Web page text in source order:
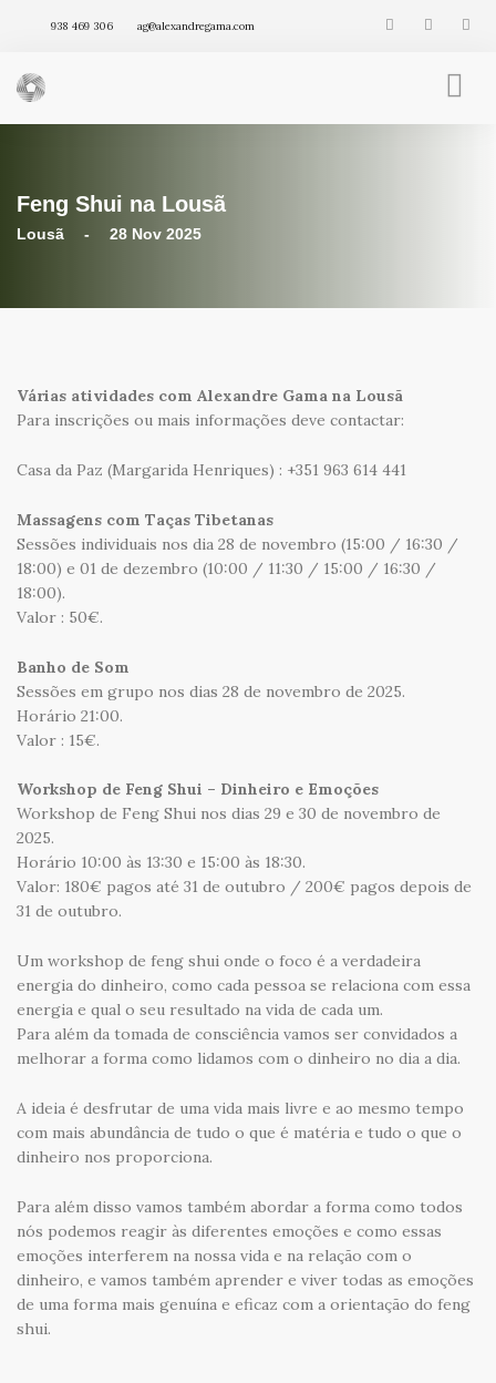
938 469 306 ag@alexandregama.com
VÍDEOS
ARTIGOS
Feng Shui na Lousã
Lousã - 28 Nov 2025
Várias atividades com Alexandre Gama na Lousã
Para inscrições ou mais informações deve contactar:
Casa da Paz (Margarida Henriques) : +351 963 614 441
Massagens com Taças Tibetanas
Sessões individuais nos dia 28 de novembro (15:00 / 16:30 /
18:00) e 01 de dezembro (10:00 / 11:30 / 15:00 / 16:30 /
18:00).
Valor : 50€.
Banho de Som
Sessões em grupo nos dias 28 de novembro de 2025.
Horário 21:00.
Valor : 15€.
Workshop de Feng Shui – Dinheiro e Emoções
Workshop de Feng Shui nos dias 29 e 30 de novembro de
2025.
Horário 10:00 às 13:30 e 15:00 às 18:30.
Valor: 180€ pagos até 31 de outubro / 200€ pagos depois de
31 de outubro.
Um workshop de feng shui onde o foco é a verdadeira
energia do dinheiro, como cada pessoa se relaciona com essa
energia e qual o seu resultado na vida de cada um.
Para além da tomada de consciência vamos ser convidados a
melhorar a forma como lidamos com o dinheiro no dia a dia.
A ideia é desfrutar de uma vida mais livre e ao mesmo tempo
com mais abundância de tudo o que é matéria e tudo o que o
dinheiro nos proporciona.
Para além disso vamos também abordar a forma como todos
nós podemos reagir às diferentes emoções e como essas
emoções interferem na nossa vida e na relação com o
dinheiro, e vamos também aprender e viver todas as emoções
de uma forma mais genuína e eficaz com a orientação do feng
shui.